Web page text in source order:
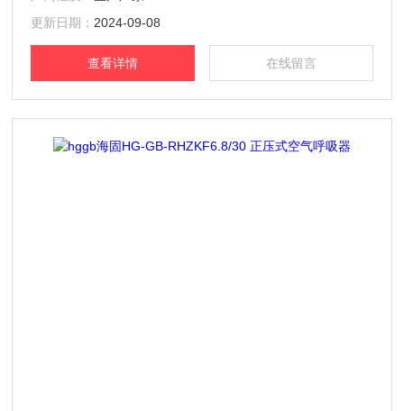
受力； 大视野面罩，五点式头带设计，快速收紧； 大视野镜
片，达到欧洲一级光学品质，能抵抗800
更新日期： 2024-09-08
查看详情 在线留言